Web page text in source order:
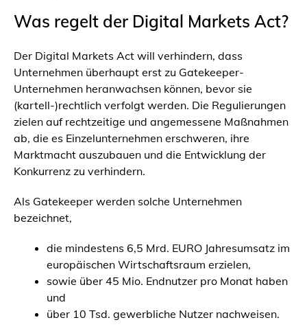
Was regelt der Digital Markets Act?
Der Digital Markets Act will verhindern, dass
Unternehmen überhaupt erst zu Gatekeeper-
Unternehmen heranwachsen können, bevor sie
(kartell-)rechtlich verfolgt werden. Die Regulierungen
zielen auf rechtzeitige und angemessene Maßnahmen
ab, die es Einzelunternehmen erschweren, ihre
Marktmacht auszubauen und die Entwicklung der
Konkurrenz zu verhindern.
Als Gatekeeper werden solche Unternehmen
bezeichnet,
die mindestens 6,5 Mrd. EURO Jahresumsatz im
europäischen Wirtschaftsraum erzielen,
sowie über 45 Mio. Endnutzer pro Monat haben
und
über 10 Tsd. gewerbliche Nutzer nachweisen.